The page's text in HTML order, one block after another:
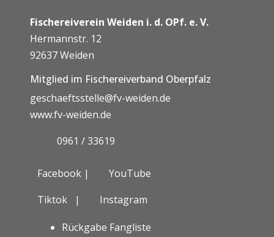
Fischereiverein Weiden i. d. OPf. e. V.
Hermannstr. 12
92637 Weiden
Mitglied im Fischereiverband Oberpfalz
geschaeftsstelle@fv-weiden.de
www.fv-weiden.de
0961 / 33619
Facebook |
YouTube
Tiktok | Instagram
Rückgabe Fangliste